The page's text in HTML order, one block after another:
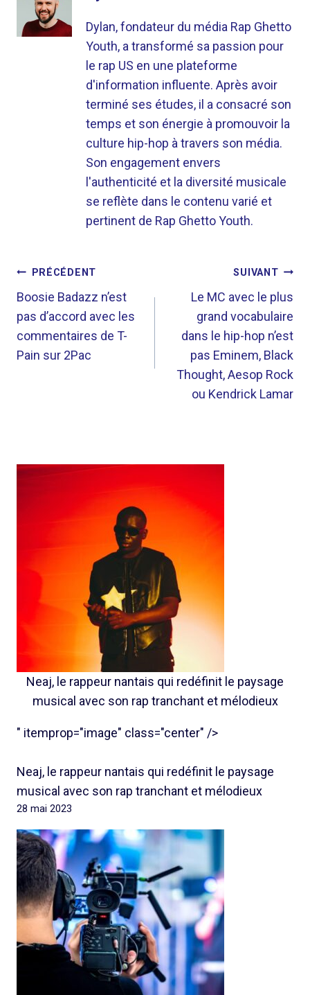
Dylan, fondateur du média Rap Ghetto
Youth, a transformé sa passion pour
le rap US en une plateforme
d'information influente. Après avoir
terminé ses études, il a consacré son
temps et son énergie à promouvoir la
culture hip-hop à travers son média.
Son engagement envers
l'authenticité et la diversité musicale
se reflète dans le contenu varié et
pertinent de Rap Ghetto Youth.
NAVIGATION
DE
L’ARTICLE
PRÉCÉDENT
Boosie Badazz n’est
pas d’accord avec les
commentaires de T-
Pain sur 2Pac
SUIVANT
Le MC avec le plus
grand vocabulaire
dans le hip-hop n’est
pas Eminem, Black
Thought, Aesop Rock
ou Kendrick Lamar
Neaj, le rappeur nantais qui redéfinit le paysage
musical avec son rap tranchant et mélodieux
" itemprop="image" class="center" />
Neaj, le rappeur nantais qui redéfinit le paysage
musical avec son rap tranchant et mélodieux
28 mai 2023